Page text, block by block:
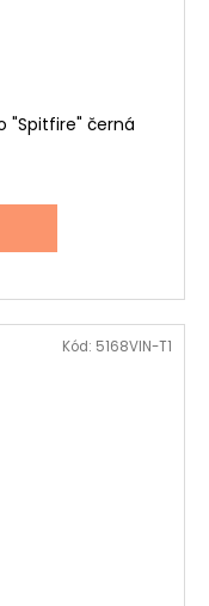
"Spitfire" černá
Kód: 5168VIN-T1